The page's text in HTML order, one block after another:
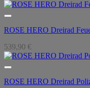
ROSE HERO Dreirad
539,90 €
ROSE HERO Dreirad